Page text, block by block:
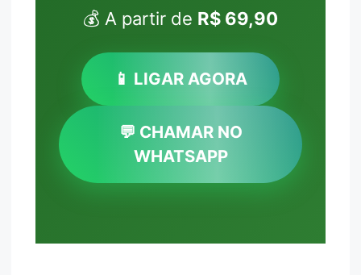
💰 A partir de R$ 69,90
📱 LIGAR AGORA
💬 CHAMAR NO
WHATSAPP